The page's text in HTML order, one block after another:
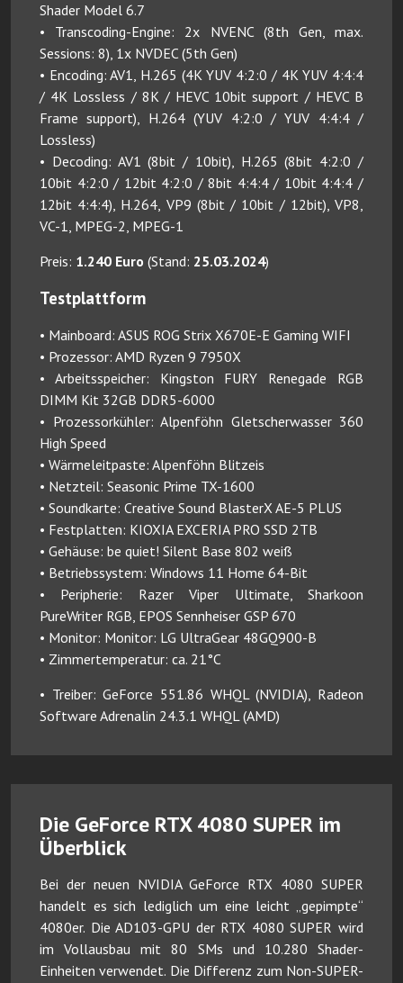
Shader Model 6.7
• Transcoding-Engine: 2x NVENC (8th Gen, max.
Sessions: 8), 1x NVDEC (5th Gen)
• Encoding: AV1, H.265 (4K YUV 4:2:0 / 4K YUV 4:4:4
/ 4K Lossless / 8K / HEVC 10bit support / HEVC B
Frame support), H.264 (YUV 4:2:0 / YUV 4:4:4 /
Lossless)
• Decoding: AV1 (8bit / 10bit), H.265 (8bit 4:2:0 /
10bit 4:2:0 / 12bit 4:2:0 / 8bit 4:4:4 / 10bit 4:4:4 /
12bit 4:4:4), H.264, VP9 (8bit / 10bit / 12bit), VP8,
VC-1, MPEG-2, MPEG-1
Preis: 1.240 Euro (Stand: 25.03.2024)
Testplattform
• Mainboard: ASUS ROG Strix X670E-E Gaming WIFI
• Prozessor: AMD Ryzen 9 7950X
• Arbeitsspeicher: Kingston FURY Renegade RGB
DIMM Kit 32GB DDR5-6000
• Prozessorkühler: Alpenföhn Gletscherwasser 360
High Speed
• Wärmeleitpaste: Alpenföhn Blitzeis
• Netzteil: Seasonic Prime TX-1600
• Soundkarte: Creative Sound BlasterX AE-5 PLUS
• Festplatten: KIOXIA EXCERIA PRO SSD 2TB
• Gehäuse: be quiet! Silent Base 802 weiß
• Betriebssystem: Windows 11 Home 64-Bit
• Peripherie: Razer Viper Ultimate, Sharkoon
PureWriter RGB, EPOS Sennheiser GSP 670
• Monitor: Monitor: LG UltraGear 48GQ900-B
• Zimmertemperatur: ca. 21°C
• Treiber: GeForce 551.86 WHQL (NVIDIA), Radeon
Software Adrenalin 24.3.1 WHQL (AMD)
Die GeForce RTX 4080 SUPER im
Überblick
Bei der neuen NVIDIA GeForce RTX 4080 SUPER
handelt es sich lediglich um eine leicht „gepimpte“
4080er. Die AD103-GPU der RTX 4080 SUPER wird
im Vollausbau mit 80 SMs und 10.280 Shader-
Einheiten verwendet. Die Differenz zum Non-SUPER-